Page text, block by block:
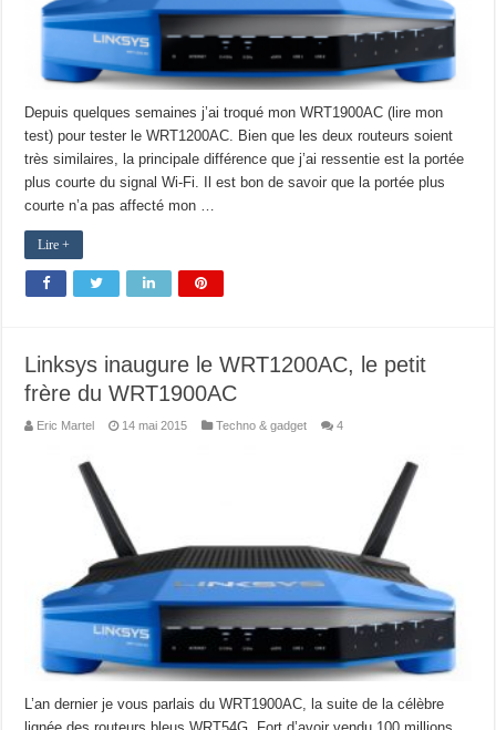
Depuis quelques semaines j’ai troqué mon WRT1900AC (lire mon
test) pour tester le WRT1200AC. Bien que les deux routeurs soient
très similaires, la principale différence que j’ai ressentie est la portée
plus courte du signal Wi-Fi. Il est bon de savoir que la portée plus
courte n’a pas affecté mon …
Lire +
Linksys inaugure le WRT1200AC, le petit
frère du WRT1900AC
Eric Martel 14 mai 2015 Techno & gadget 4
L’an dernier je vous parlais du WRT1900AC, la suite de la célèbre